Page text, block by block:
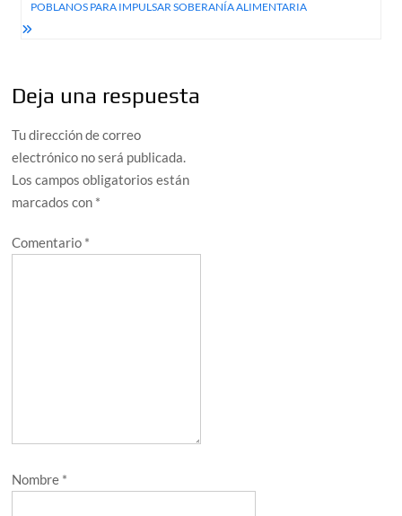
POBLANOS PARA IMPULSAR SOBERANÍA ALIMENTARIA
Deja una respuesta
Tu dirección de correo
electrónico no será publicada.
Los campos obligatorios están
marcados con *
Comentario *
Nombre *